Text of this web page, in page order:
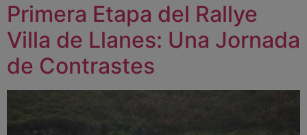
Primera Etapa del Rallye
Villa de Llanes: Una Jornada
de Contrastes